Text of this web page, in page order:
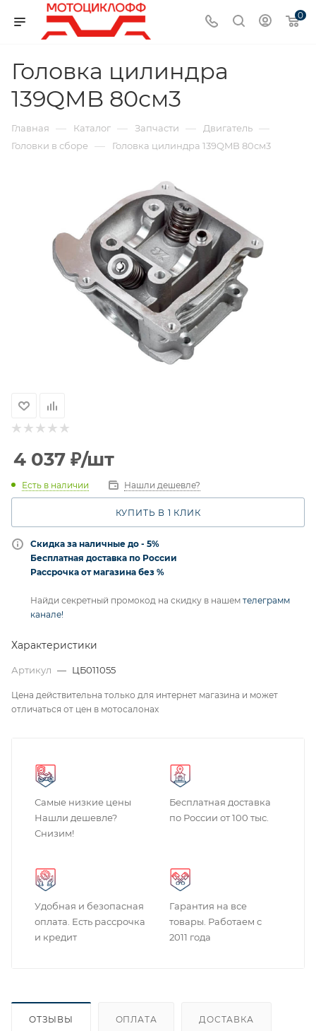
0
Головка цилиндра
139QMB 80см3
Главная — Каталог — Запчасти — Двигатель —
Головки в сборе — Головка цилиндра 139QMB 80см3
4 037 ₽/шт
Есть в наличии Нашли дешевле?
КУПИТЬ В 1 КЛИК
Скидка за наличные до - 5%
Бесплатная доставка по России
Рассрочка от магазина без %
Найди секретный промокод на скидку в нашем телеграмм
канале!
Характеристики
Артикул — ЦБ011055
Цена действительна только для интернет магазина и может
отличаться от цен в мотосалонах
Самые низкие цены
Нашли дешевле?
Снизим!
Бесплатная доставка
по России от 100 тыс.
Удобная и безопасная
оплата. Есть рассрочка
и кредит
Гарантия на все
товары. Работаем с
2011 года
ОТЗЫВЫ ОПЛАТА ДОСТАВКА